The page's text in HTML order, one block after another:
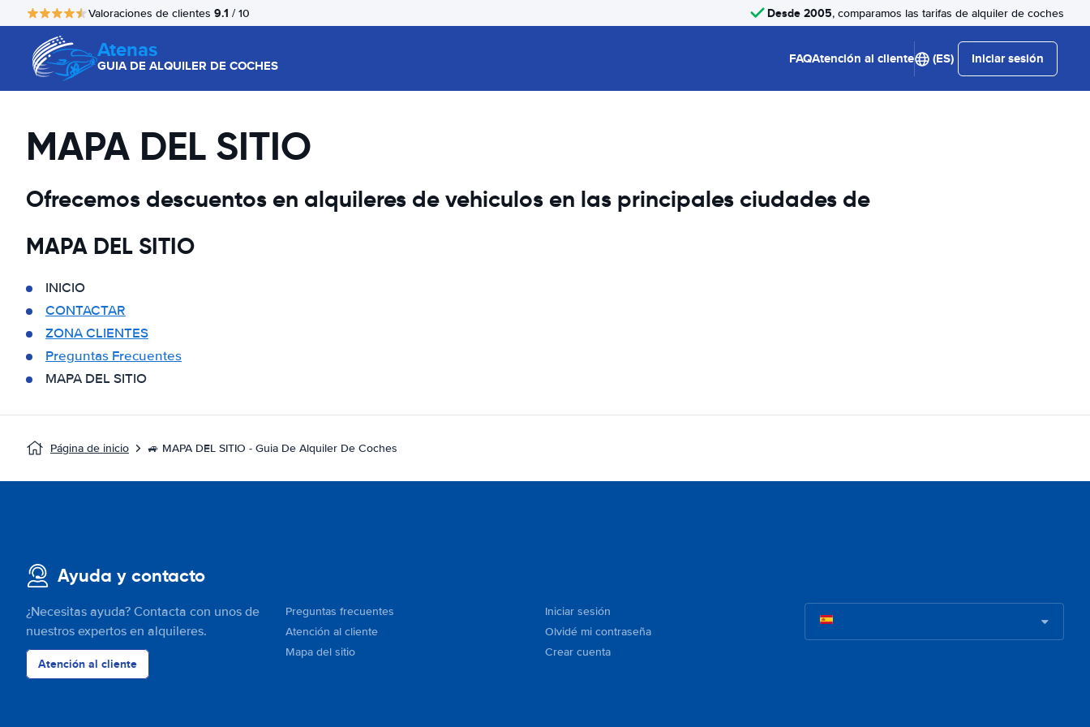
Valoraciones de clientes 9.1 / 10 Desde 2005, comparamos las tarifas de alquiler de coches
Atenas
GUIA DE ALQUILER DE COCHES FAQAtención al cliente (ES) Iniciar sesión
MAPA DEL SITIO
Ofrecemos descuentos en alquileres de vehiculos en las principales ciudades de
MAPA DEL SITIO
INICIO
CONTACTAR
ZONA CLIENTES
Preguntas Frecuentes
MAPA DEL SITIO
Página de inicio 🚙 MAPA DEL SITIO - Guia De Alquiler De Coches
Ayuda y contacto
¿Necesitas ayuda? Contacta con unos de
nuestros expertos en alquileres.
Atención al cliente
Preguntas frecuentes
Atención al cliente
Mapa del sitio
Iniciar sesión
Olvidé mi contraseña
Crear cuenta